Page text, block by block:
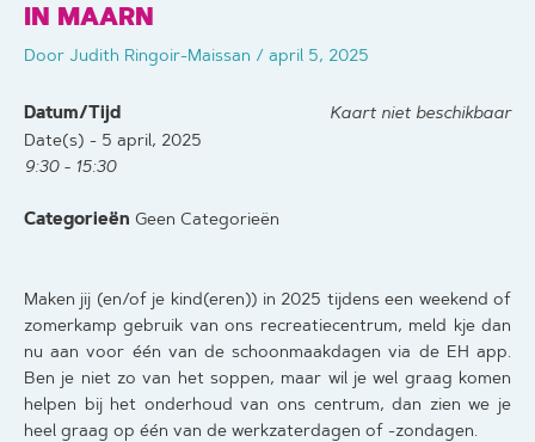
IN MAARN
Door Judith Ringoir-Maissan / april 5, 2025
Kaart niet beschikbaar
Datum/Tijd
Date(s) - 5 april, 2025
9:30 - 15:30
Categorieën Geen Categorieën
Maken jij (en/of je kind(eren)) in 2025 tijdens een weekend of
zomerkamp gebruik van ons recreatiecentrum, meld kje dan
nu aan voor één van de schoonmaakdagen via de EH app.
Ben je niet zo van het soppen, maar wil je wel graag komen
helpen bij het onderhoud van ons centrum, dan zien we je
heel graag op één van de werkzaterdagen of -zondagen.